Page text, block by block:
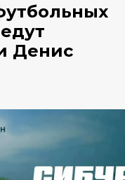
Денис